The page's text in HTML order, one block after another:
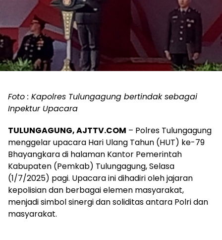
Foto : Kapolres Tulungagung bertindak sebagai
Inpektur Upacara
TULUNGAGUNG, AJTTV.COM – Polres Tulungagung
menggelar upacara Hari Ulang Tahun (HUT) ke-79
Bhayangkara di halaman Kantor Pemerintah
Kabupaten (Pemkab) Tulungagung, Selasa
(1/7/2025) pagi. Upacara ini dihadiri oleh jajaran
kepolisian dan berbagai elemen masyarakat,
menjadi simbol sinergi dan soliditas antara Polri dan
masyarakat.